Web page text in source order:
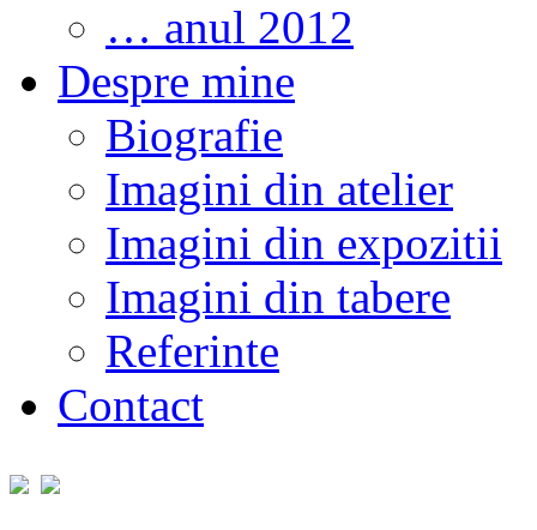
… anul 2012
Despre mine
Biografie
Imagini din atelier
Imagini din expozitii
Imagini din tabere
Referinte
Contact